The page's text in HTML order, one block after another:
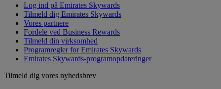
Log ind på Emirates Skywards
Tilmeld dig Emirates Skywards
Vores partnere
Fordele ved Business Rewards
Tilmeld din virksomhed
Programregler for Emirates Skywards
Emirates Skywards-programopdateringer
Tilmeld dig vores nyhedsbrev